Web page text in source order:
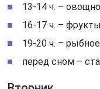
13-14 ч. –
16-17 ч. –
19-20 ч. –
перед сном –